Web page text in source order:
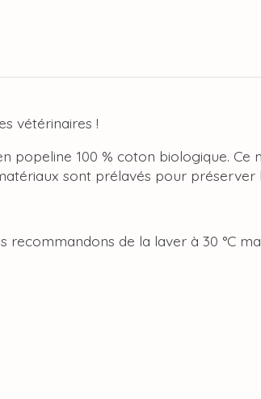
vétérinaires !
100 % coton biologique. Ce
sont prélavés pour préserver
de la laver à 30 °C